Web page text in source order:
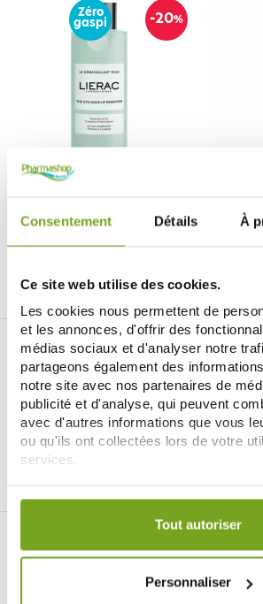
Consentement Détails À
Ce site web utilise des cookies.
Les cookies nous permettent de
et les annonces, d'offrir des
médias sociaux et d'analyser notre
partageons également des
notre site avec nos partenaires de
publicité et d'analyse, qui peuvent
avec d'autres informations que vous
ou qu'ils ont collectées lors de votre
services.
Votre choix de consentement est
Tout autoriser
Personnaliser
-20%
Zéro
gaspi
10,56 €
Je souhaite m'inscrire à la
ИНТЕРНЕТ-АПТЕКА